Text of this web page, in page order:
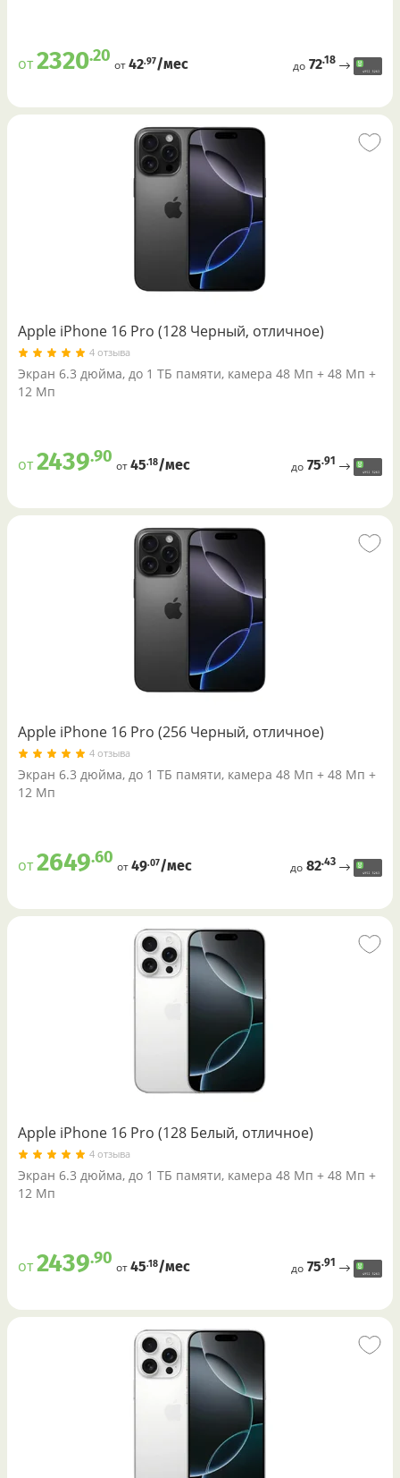
от2320.20 от42.97/меc до 72.18
Apple iPhone 16 Pro (128 Черный, отличное)
4 отзыва
Экран 6.3 дюйма, до 1 ТБ памяти, камера 48 Мп + 48 Мп +
12 Мп
от2439.90 от45.18/меc до 75.91
Apple iPhone 16 Pro (256 Черный, отличное)
4 отзыва
Экран 6.3 дюйма, до 1 ТБ памяти, камера 48 Мп + 48 Мп +
12 Мп
от2649.60 от49.07/меc до 82.43
Apple iPhone 16 Pro (128 Белый, отличное)
4 отзыва
Экран 6.3 дюйма, до 1 ТБ памяти, камера 48 Мп + 48 Мп +
12 Мп
от2439.90 от45.18/меc до 75.91